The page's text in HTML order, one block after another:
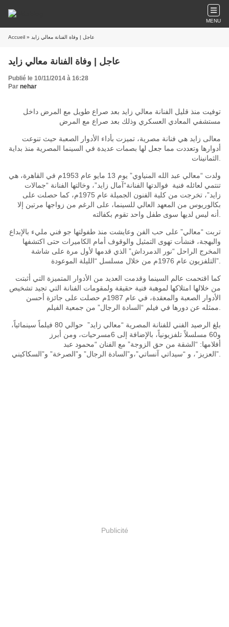
MENU
Accueil » عاجل | وفاة الفنانة معالي زايد
عاجل | وفاة الفنانة معالي زايد
Publié le 10/11/2014 à 16:28
Par nehar
توفيت منذ قليل الفنانة معالي زايد بعد صراع طويل مع المرض داخل
مستشفي المعادي العسكري وذلك بعد صراع مع المرض
معالى زايد هي فنانة مصرية، تميزت بأداء الأدوار الصعبة حيث تنوعت
أدوارها وتعددت مما جعل لها بصمات عديدة في السينما المصرية منذ بداية
ولدت “معالي عبد الله المنياوي” يوم 13 مايو عام 1953م في القاهرة، هي
تنتمي لعائله فنية فوالدتها الفنانة“آمال زايد”، وخالتها الفنانة “جمالات
زايد”، تخرجت من كلية الفنون الجميلة عام 1975م، كما حصلت على
بكالوريوس من المعهد العالي للسينما، على الرغم من زواجها مرتين إلا
تربت “معالي” على حب الفن وعايشت منذ طفولتها جو فني مليء بالإبداع
والبهجة، فنشأت تهوى التمثيل والوقوف أمام الكاميرات حتى اكتشفها
المخرج الراحل “نور الدمرداش” الذي قدمها لأول مرة على شاشة
التلفزيون عام 1976م من خلال مسلسل “الليلة الموعودة ”.
كما اقتحمت عالم السينما وقدمت العديد من الأدوار المتميزة التي أثبتت
من خلالها امتلاكها لموهبة فنية حقيقة ولمقومات الفنانة التي تجيد تشخيص
الأدوار الصعبة والمعقدة، في عام 1987م حصلت على جائزة أحسن
ممثله عن دورها في فيلم “السادة الرجال”
بلغ الرصيد الفني للفنانة المصرية “معالي زايد” حوالي 80 فيلماً سينمائياً،
و60 مسلسلاً تلفزيونياً، بالإضافة إلى 6مسرحيات، ومن أبرز
أفلامها: “الشقة من حق الزوجة” مع الفنان “محمود عبد
العزيز ”، و “سيداتي آنساتي”،و”السادة الرجال” و”الصرخة” و”السكاكيني ”.
Publicité